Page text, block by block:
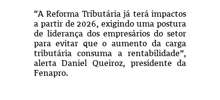
“A Reforma Tributária já terá impactos
a partir de 2026, exigindo uma postura
de liderança dos empresários do setor
para evitar que o aumento da carga
tributária consuma a rentabilidade”,
alerta Daniel Queiroz, presidente da
Fenapro.